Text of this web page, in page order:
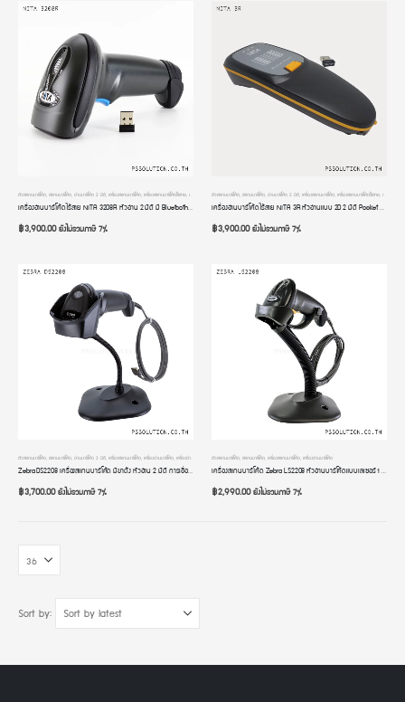
ตัวสแกนบาร์โค้ด สแกนบาร์โค้ด อ่านบาร์โค้ด 2 มิติ เครื่องสแกนบาร์โค้ด เครื่องสแกนบาร์โค้ดไร้สาย เครื่องอ่านบาร์โค้ด ,เครื่องอ่านบาร์โค้ดมือถือ
เครื่องอ่านบาร์โค้ดไร้สาย NITA 3208R หัวอ่าน 2 มิติ มี Bluetooth รองรับ Windows / MAC OS / iOS / Android มีโหมดสลับภาษา รับประกัน 2 ปี
฿3,900.00ยังไม่รวมภาษี 7%
ตัวสแกนบาร์โค้ด สแกนบาร์โค้ด อ่านบาร์โค้ด 2 มิติ เครื่องสแกนบาร์โค้ด เครื่องสแกนบาร์โค้ดไร้สาย เครื่องอ่านบาร์โค้ด
เครื่องอ่านบาร์โค้ดไร้สาย NITA 3R หัวอ่านแบบ 2D 2 มิติ Pocket Barcode Scanner Bluetooth เครื่องอ่าน qr code แบบพกพา รองรับทั้งคอมพิวเตอร์ และโทรศัพท์มือถือ iOS Android การเชื่อมต่อแบบ 3 in 1
฿3,900.00ยังไม่รวมภาษี 7%
ตัวสแกนบาร์โค้ด สแกนบาร์โค้ด อ่านบาร์โค้ด 2 มิติ เครื่องสแกนบาร์โค้ด เครื่องอ่านบาร์โค้ด เครื่องอ่านบาร์โค้ดมือถือ
Zebra DS2208 เครื่องสแกนบาร์โค้ด มีขาต้ัง หัวอ่าน 2 มิติ การเชื่อมต่อแบบ USB รับประกัน 4 ปี
฿3,700.00ยังไม่รวมภาษี 7%
ตัวสแกนบาร์โค้ด สแกนบาร์โค้ด เครื่องสแกนบาร์โค้ด เครื่องอ่านบาร์โค้ด
เครื่องสแกนบาร์โค้ด Zebra LS2208 หัวอ่านบาร์โค้ดแบบเลเซอร์ 1 มิติ มีขาตั้ง การเชื่อมต่อแบบ USB รับประกัน 4 ปี
฿2,990.00ยังไม่รวมภาษี 7%
Sort by: